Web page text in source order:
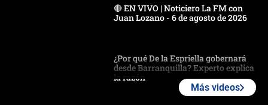
🔴 EN VIVO | Noticiero La FM con
Juan Lozano - 6 de agosto de 2026
¿Por qué De la Espriella gobernará
desde Barranquilla? Experto explica
la razón
Más videos